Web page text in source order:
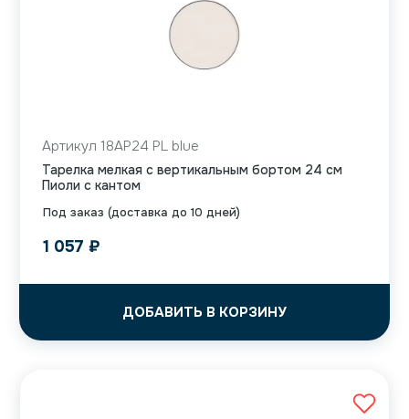
Под заказ (доставка до 10 дней)
Артикул 18AP24 PL blue
Тарелка мелкая с вертикальным бортом 24 см
Пиоли с кантом
1 057 ₽
ДОБАВИТЬ В КОРЗИНУ